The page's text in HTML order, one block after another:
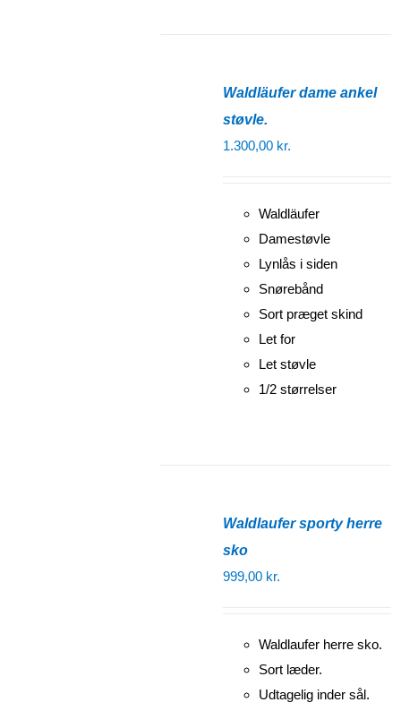
Waldläufer dame ankel
støvle.
1.300,00 kr.
Waldläufer
Damestøvle
Lynlås i siden
Snørebånd
Sort præget skind
Let for
Let støvle
1/2 størrelser
Waldlaufer sporty herre
sko
999,00 kr.
Waldlaufer herre sko.
Sort læder.
Udtagelig inder sål.